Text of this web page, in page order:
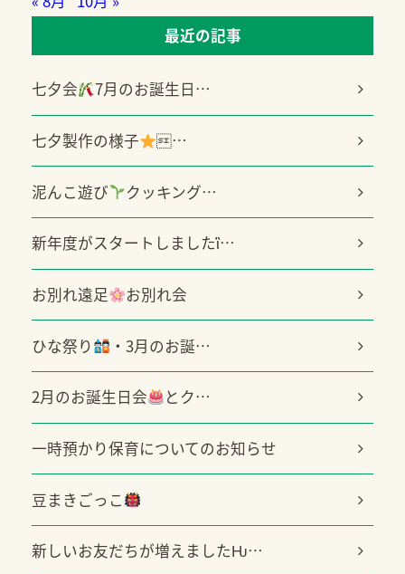
最近の記事
七夕会 7月のお誕生日…
七夕製作の様子 …
泥んこ遊び クッキング…
新年度がスタートしましたἳ…
お別れ遠足 お別れ会
ひな祭り ・3月のお誕…
2月のお誕生日会 とク…
一時預かり保育についてのお知らせ
豆まきごっこ
新しいお友だちが増えましたǶ…